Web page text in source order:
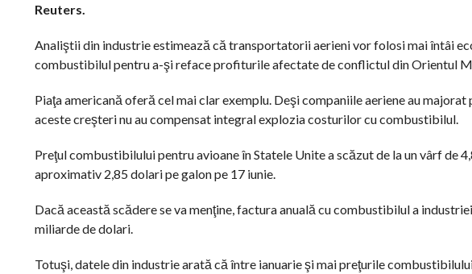
Reuters.
Analiştii din industrie estimează că transportatorii aerieni vor folosi mai întâi
combustibilul pentru a-şi reface profiturile afectate de conflictul din Orientul
Piaţa americană oferă cel mai clar exemplu. Deşi companiile aeriene au
aceste creşteri nu au compensat integral explozia costurilor cu combustibilul.
Preţul combustibilului pentru avioane în Statele Unite a scăzut de la un vârf de
aproximativ 2,85 dolari pe galon pe 17 iunie.
Dacă această scădere se va menţine, factura anuală cu combustibilul a
miliarde de dolari.
Totuşi, datele din industrie arată că între ianuarie şi mai preţurile